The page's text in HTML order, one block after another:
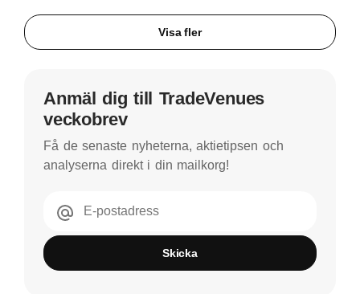
Visa fler
Anmäl dig till TradeVenues
veckobrev
Få de senaste nyheterna, aktietipsen och
analyserna direkt i din mailkorg!
E-postadress
Skicka